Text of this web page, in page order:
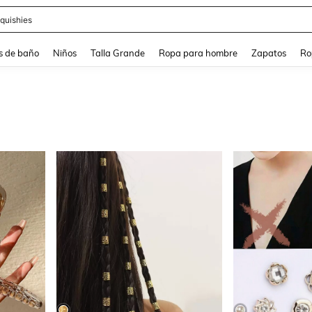
de baño Niños Talla Grande Ropa para hombre Zapatos